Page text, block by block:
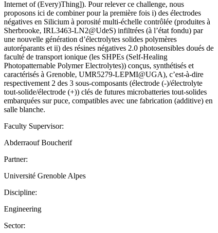
Internet of (Every)Thing]). Pour relever ce challenge, nous
proposons ici de combiner pour la première fois i) des électrodes
négatives en Silicium à porosité multi-échelle contrôlée (produites à
Sherbrooke, IRL3463-LN2@UdeS) infiltrées (à l’état fondu) par
une nouvelle génération d’électrolytes solides polymères
autoréparants et ii) des résines négatives 2.0 photosensibles doués de
faculté de transport ionique (les SHPEs (Self-Healing
Photopatternable Polymer Electrolytes)) conçus, synthétisés et
caractérisés à Grenoble, UMR5279-LEPMI@UGA), c’est-à-dire
respectivement 2 des 3 sous-composants (électrode (-)/électrolyte
tout-solide/électrode (+)) clés de futures microbatteries tout-solides
embarquées sur puce, compatibles avec une fabrication (additive) en
salle blanche.
Faculty Supervisor:
Abderraouf Boucherif
Partner:
Université Grenoble Alpes
Discipline:
Engineering
Sector: